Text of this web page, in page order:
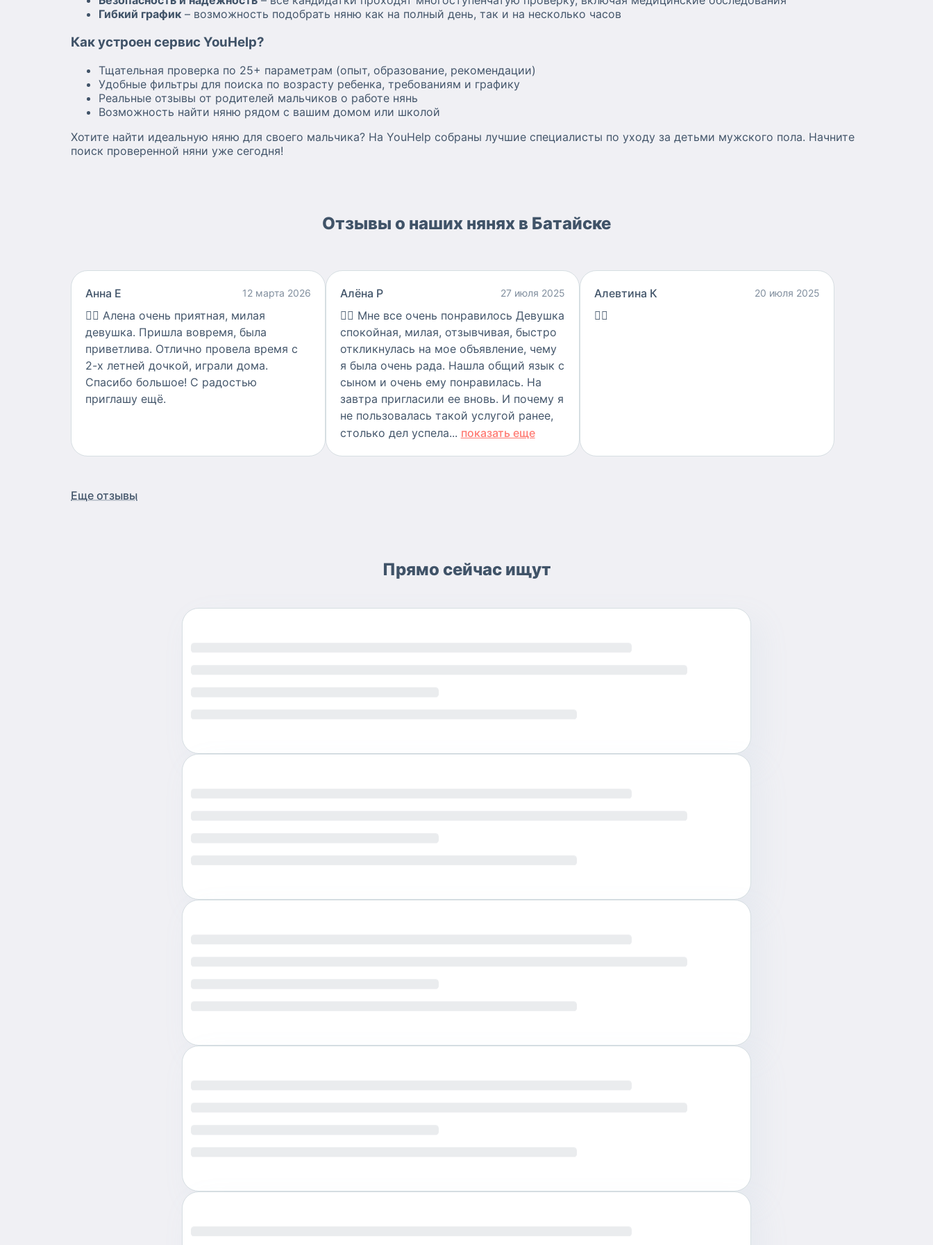
гуляем в любую погоду, дышим и
график, главное — чтобы мы
Буду рада личной встрече, чтобы
познакомиться с вами и вашим
малышом. С уважением,
Анастасия
Гибкий график – возможность подобрать няню как на полный день, так и на несколько часов
Как устроен сервис YouHelp?
Тщательная проверка по 25+ параметрам (опыт, образование, рекомендации)
Удобные фильтры для поиска по возрасту ребенка, требованиям и графику
Реальные отзывы от родителей мальчиков о работе нянь
Возможность найти няню рядом с вашим домом или школой
Хотите найти идеальную няню для своего мальчика? На YouHelp собраны лучшие специалисты по уходу за детьми мужского пола. Начните
поиск проверенной няни уже сегодня!
Отзывы о наших нянях в Батайске
Анна Е 12 марта 2026
👍🏻 Алена очень приятная, милая
девушка. Пришла вовремя, была
приветлива. Отлично провела время с
2-х летней дочкой, играли дома.
Спасибо большое! С радостью
приглашу ещё.
Алëна Р 27 июля 2025
👍🏻 Мне все очень понравилось Девушка
спокойная, милая, отзывчивая, быстро
откликнулась на мое объявление, чему
я была очень рада. Нашла общий язык с
сыном и очень ему понравилась. На
завтра пригласили ее вновь. И почему я
не пользовалась такой услугой ранее,
столько дел успела... показать еще
Алевтина К 20 июля 2025
👍🏻
Еще отзывы
Прямо сейчас ищут